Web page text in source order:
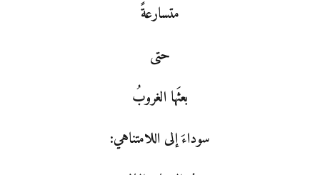
متسارعةً
حتى
بعثَها الغروبُ
سوداءَ إلى اللامتناهي: